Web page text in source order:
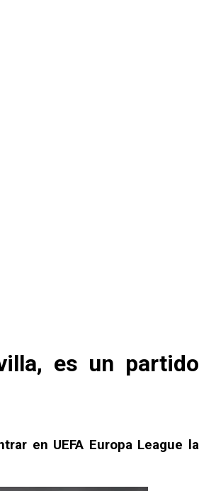
es un partido
en UEFA Europa League la